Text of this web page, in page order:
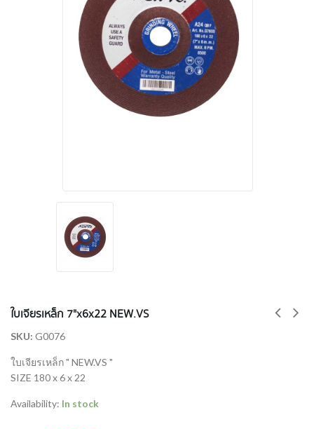
ใบเจียรเหล็ก 7"x6x22 NEW.VS
SKU: G0076
ใบเจียรเหล็ก " NEW.VS "
SIZE 180 x 6 x 22
Availability: In stock